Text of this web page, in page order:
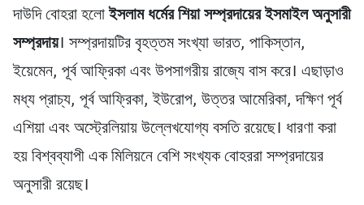
দাউদি বোহরা হলোইসলাম ধর্মের শিয়া সম্প্রদায়ের ইসমাইল অনুসারী
সম্প্রদায়। সম্প্রদায়টির বৃহত্তম সংখ্যা ভারত, পাকিস্তান,
ইয়েমেন, পূর্ব আফ্রিকা এবং উপসাগরীয় রাজ্যে বাস করে। এছাড়াও
মধ্য প্রাচ্য, পূর্ব আফ্রিকা, ইউরোপ, উত্তর আমেরিকা, দক্ষিণ পূর্ব
এশিয়া এবং অস্ট্রেলিয়ায় উল্লেখযোগ্য বসতি রয়েছে। ধারণা করা
হয় বিশ্বব্যাপী এক মিলিয়নে বেশি সংখ্যক বোহররা সম্প্রদায়ের
অনুসারী রয়েছ।